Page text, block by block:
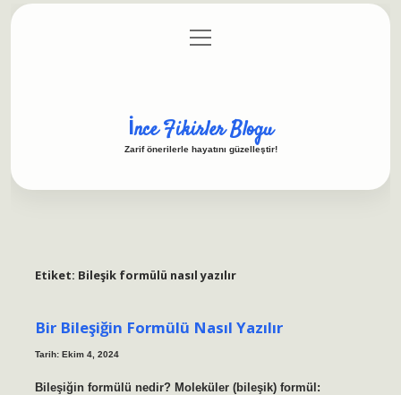
Gizlilik Politikası
menüyü
aç
İnce Fikirler Blogu
Zarif önerilerle hayatını güzelleştir!
Etiket: Bileşik formülü nasıl yazılır
Bir Bileşiğin Formülü Nasıl Yazılır
Tarih: Ekim 4, 2024
Bileşiğin formülü nedir? Moleküler (bileşik) formül: